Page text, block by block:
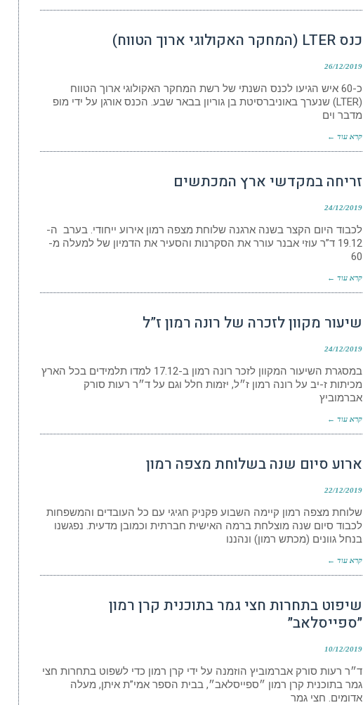
כנס LTER (המחקר האקולוגי ארוך הטווח)
26/12/2019
כ-60 איש הגיעו לכנס השנתי של רשת המחקר האקולוגי ארוך הטווח
(LTER) שנערך באוניברסיטת בן גוריון בבאר שבע. הכנס אורגן על ידי מופ
מדבר וים
קרא עוד ←
זריחה במקדשי ארץ המכתשים
24/12/2019
לכבוד היום הקצר בשנה ארגנה שלוחת מצפה רמון אירוע ייחודי. בערב ה-
19.12 ד”ר עוזי אבנר עורר את הסקרנות והסעיר את הדמיון של למעלה מ-
60
קרא עוד ←
שיעור מקוון לזכרה של רונה רמון ז”ל
24/12/2019
במסגרת השיעור המקוון לזכר רונה רמון ב-17.12 למדו תלמידים בכל הארץ
מכיתות ז-יב על רונה רמון ז״ל, יזמות חלל וגם על ד״ר רעות סורק
אברמוביץ
קרא עוד ←
ארוע סיום שנה בשלוחת מצפה רמון
22/12/2019
שלוחת מצפה רמון קיימה השבוע פקניק חגיגי עם כל העובדים והמשפחות
לכבוד סיום שנה מוצלחת ברמה האישית חברתית וכמובן מדעית. נפגשנו
בנחל גוונים (מכתש רמון) ונהננו
קרא עוד ←
שיפוט בתחרות חצי גמר בתוכנית קרן רמון
״ספייסלאב״
10/12/2019
ד״ר רעות סורק אברמוביץ הוזמנה על ידי קרן רמון כדי לשפוט בתחרות חצי
גמר בתוכנית קרן רמון ״ספייסלאב״, בבית הספר אמי”ת איתן, מעלה
אדומים. חצי גמר